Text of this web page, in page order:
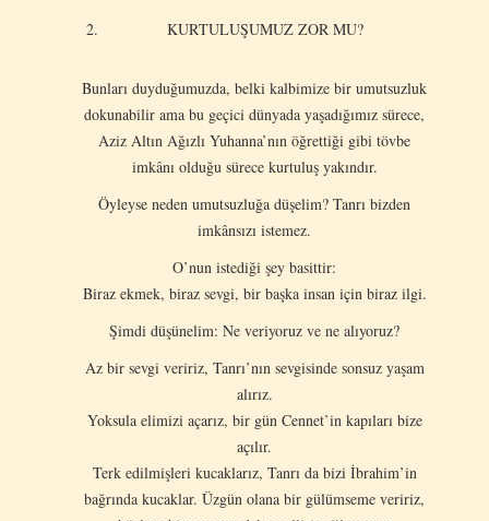
KURTULUŞUMUZ ZOR MU?
Bunları duyduğumuzda, belki kalbimize bir umutsuzluk
dokunabilir ama bu geçici dünyada yaşadığımız sürece,
Aziz Altın Ağızlı Yuhanna’nın öğrettiği gibi tövbe
imkânı olduğu sürece kurtuluş yakındır.
Öyleyse neden umutsuzluğa düşelim? Tanrı bizden
imkânsızı istemez.
O’nun istediği şey basittir:
Biraz ekmek, biraz sevgi, bir başka insan için biraz ilgi.
Şimdi düşünelim: Ne veriyoruz ve ne alıyoruz?
Az bir sevgi veririz, Tanrı’nın sevgisinde sonsuz yaşam
alırız.
Yoksula elimizi açarız, bir gün Cennet’in kapıları bize
açılır.
Terk edilmişleri kucaklarız, Tanrı da bizi İbrahim’in
bağrında kucaklar. Üzgün olana bir gülümseme veririz,